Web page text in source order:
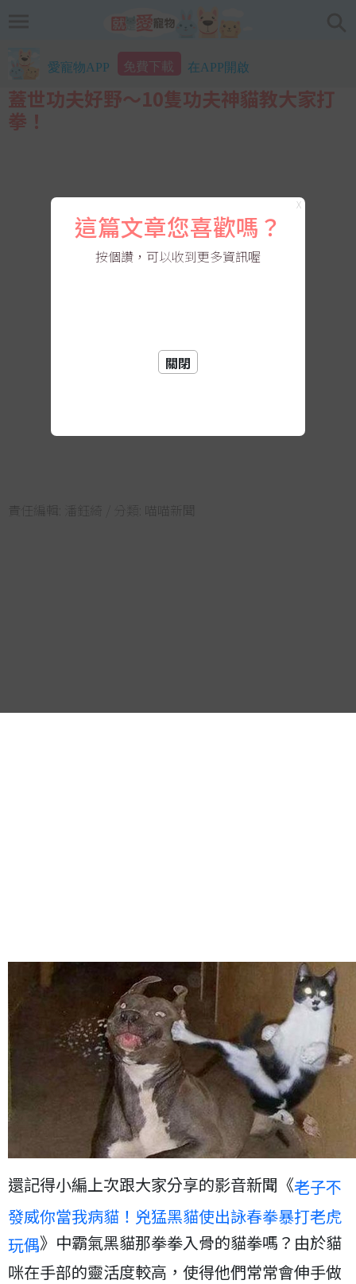
愛寵物APP 免費下載 在APP開啟
蓋世功夫好野～10隻功夫神貓教大家打
拳！
責任編輯: 潘鈺綺 / 分類: 喵喵新聞
還記得小編上次跟大家分享的影音新聞《老子不
發威你當我病貓！兇猛黑貓使出詠春拳暴打老虎
玩偶》中霸氣黑貓那拳拳入骨的貓拳嗎？由於貓
咪在手部的靈活度較高，使得他們常常會伸手做
X
這篇文章您喜歡嗎？
按個讚，可以收到更多資訊喔
關閉